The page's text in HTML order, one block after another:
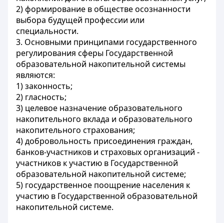
2) формирование в обществе осознанности
выбора будущей профессии или
специальности.
3. Основными принципами государственного
регулирования сферы Государственной
образовательной накопительной системы
являются:
1) законность;
2) гласность;
3) целевое назначение образовательного
накопительного вклада и образовательного
накопительного страхования;
4) добровольность присоединения граждан,
банков-участников и страховых организаций -
участников к участию в Государственной
образовательной накопительной системе;
5) государственное поощрение населения к
участию в Государственной образовательной
накопительной системе.